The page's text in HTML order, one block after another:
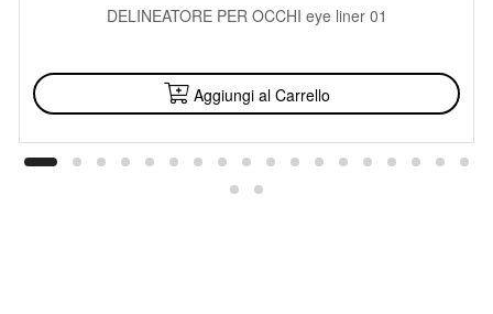
DELINEATORE PER OCCHI eye liner 01
Aggiungi al Carrello